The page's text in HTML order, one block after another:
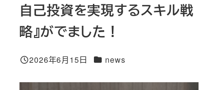
自己投資を実現するスキル戦
略』がでました！
投稿日
2026年6月15日 カテゴリー
news